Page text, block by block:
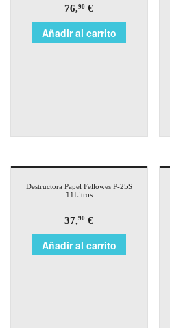
76,90 €
Añadir al carrito
Destructora Papel Fellowes P-25S
11Litros
37,90 €
Añadir al carrito